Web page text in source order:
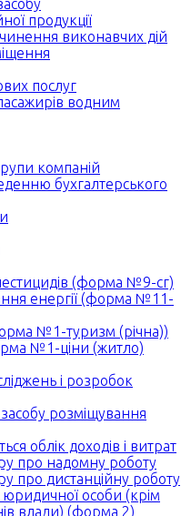
продукції
виконавчих дій
послуг
водним
компаній
бухгалтерського
(форма №9-сг)
енергії (форма №11-
№1-туризм (річна))
№1-ціни (житло)
і розробок
засобу розміщування
облік доходів і витрат
про надомну роботу
про дистанційну роботу
юридичної особи (крім
влади) (форма 2)